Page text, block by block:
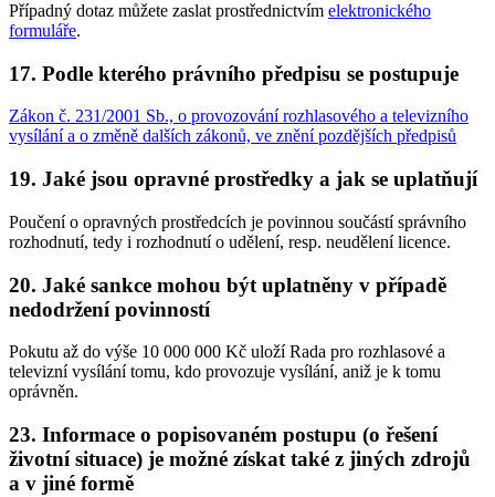
Případný dotaz můžete zaslat prostřednictvím elektronického
formuláře.
17. Podle kterého právního předpisu se postupuje
Zákon č. 231/2001 Sb., o provozování rozhlasového a televizního
vysílání a o změně dalších zákonů, ve znění pozdějších předpisů
19. Jaké jsou opravné prostředky a jak se uplatňují
Poučení o opravných prostředcích je povinnou součástí správního
rozhodnutí, tedy i rozhodnutí o udělení, resp. neudělení licence.
20. Jaké sankce mohou být uplatněny v případě
nedodržení povinností
Pokutu až do výše 10 000 000 Kč uloží Rada pro rozhlasové a
televizní vysílání tomu, kdo provozuje vysílání, aniž je k tomu
oprávněn.
23. Informace o popisovaném postupu (o řešení
životní situace) je možné získat také z jiných zdrojů
a v jiné formě